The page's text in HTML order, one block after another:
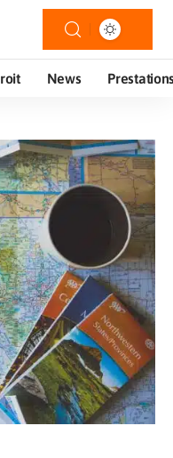
News